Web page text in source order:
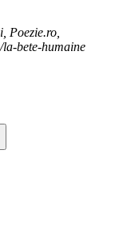
Poezie.ro,
bete-humaine